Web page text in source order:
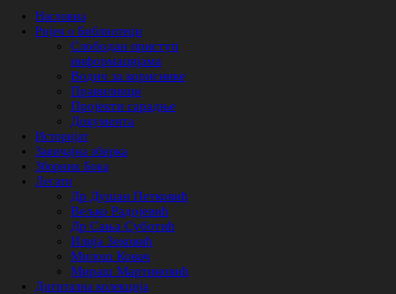
Насловна
Ријеч о Библиотеци
Слободан приступ
информацијама
Водич за кориснике
Правилници
Пројекти сарадње
Документа
Историјат
Завичајна збирка
Зборник Бока
Легати
Др Душан Петковић
Вељко Радојевић
Др Сања Суботић
Илија Зековић
Милош Ковач
Мираш Мартиновић
Дигитална колекција